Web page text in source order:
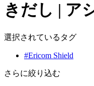
きだし | ア
選択されているタグ
#Ericom Shield
さらに絞り込む